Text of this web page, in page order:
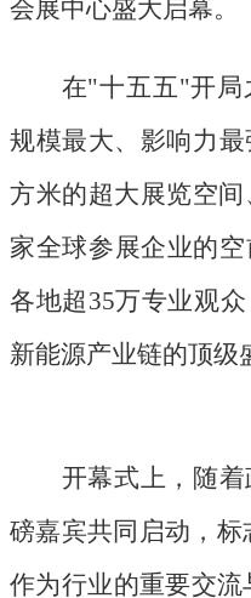
会展中心盛大启幕。
在"十五五"开局
规模最大、影响力
方米的超大展览空
家全球参展企业的
各地超35万专业观
新能源产业链的顶级
开幕式上，随
磅嘉宾共同启动，标
作为行业的重要交